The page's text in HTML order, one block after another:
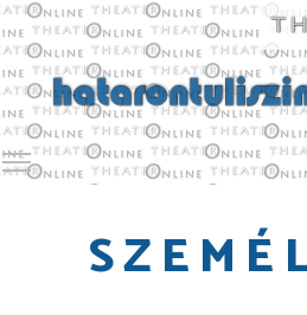
Toggle main menu visibility